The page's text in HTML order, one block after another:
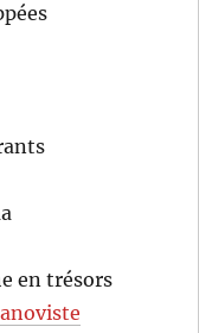
en trésors